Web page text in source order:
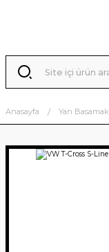
Anasayfa Yan Basamak